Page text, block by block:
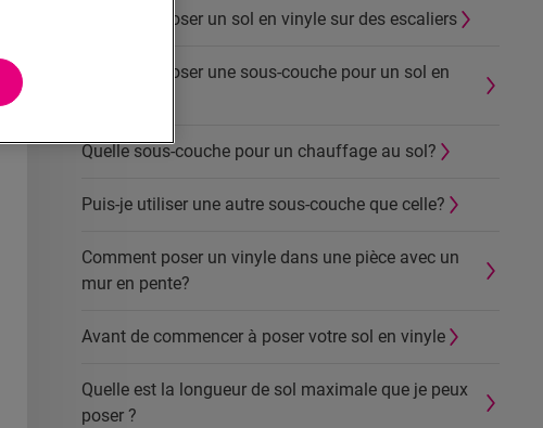
Comment poser un sol en vinyle sur des escaliers
Comment poser une sous-couche pour un sol en
Quelle sous-couche pour un chauffage au sol?
Puis-je utiliser une autre sous-couche que celle?
Comment poser un vinyle dans une pièce avec un
mur en pente?
Avant de commencer à poser votre sol en vinyle
Quelle est la longueur de sol maximale que je peux
poser ?